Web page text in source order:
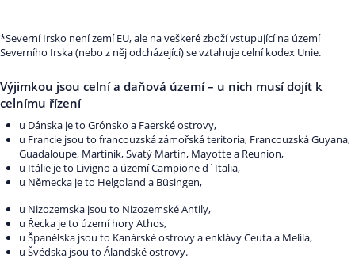
*Severní Irsko není zemí EU, ale na veškeré zboží vstupující na území
Severního Irska (nebo z něj odcházející) se vztahuje celní kodex Unie.
Výjimkou jsou celní a daňová území – u nich musí dojít k
celnímu řízení
u Dánska je to Grónsko a Faerské ostrovy,
u Francie jsou to francouzská zámořská teritoria, Francouzská Guyana,
Guadaloupe, Martinik, Svatý Martin, Mayotte a Reunion,
u Itálie je to Livigno a území Campione d´Italia,
u Německa je to Helgoland a Büsingen,
u Nizozemska jsou to Nizozemské Antily,
u Řecka je to území hory Athos,
u Španělska jsou to Kanárské ostrovy a enklávy Ceuta a Melila,
u Švédska jsou to Álandské ostrovy.